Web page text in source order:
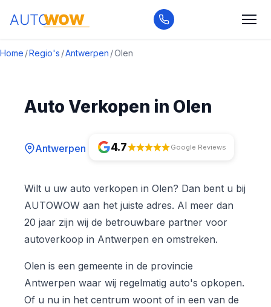
Home /Regio's /Antwerpen /Olen
Auto Verkopen in Olen
Antwerpen 4.7 Google Reviews
Wilt u uw auto verkopen in Olen? Dan bent u bij
AUTOWOW aan het juiste adres. Al meer dan
20 jaar zijn wij de betrouwbare partner voor
autoverkoop in Antwerpen en omstreken.
Olen is een gemeente in de provincie
Antwerpen waar wij regelmatig auto's opkopen.
Of u nu in het centrum woont of in een van de